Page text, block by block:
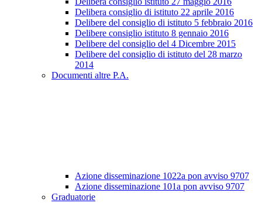
Delibera consiglio di istituto 22 aprile 2016
Delibere del consiglio di istituto 5 febbraio 2016
Delibere consiglio istituto 8 gennaio 2016
Delibere del consiglio del 4 Dicembre 2015
Delibere del consiglio di istituto del 28 marzo
2014
Documenti altre P.A.
Azione disseminazione 1022a pon avviso 9707
Azione disseminazione 101a pon avviso 9707
Graduatorie